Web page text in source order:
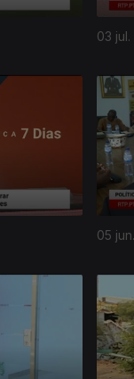
03 jul.
05